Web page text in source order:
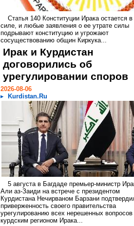
Статья 140 Конституции Ирака остается в
силе, и любые заявления о ее утрате силы
подрывают конституцию и угрожают
сосуществованию общин Киркука...
Ирак и Курдистан
договорились об
урегулировании споров
2026-08-06
Kurdistan.Ru
5 августа в Багдаде премьер-министр
Али аз-Заиди на встрече с президентом
Курдистана Нечирваном Барзани
приверженность своего правительства
урегулированию всех нерешенных вопросов
курдским регионом Ирака...